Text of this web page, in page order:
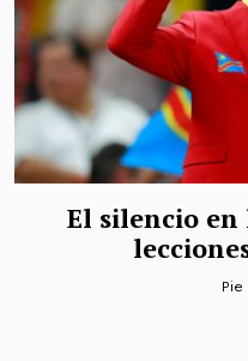
El silencio en
Pie